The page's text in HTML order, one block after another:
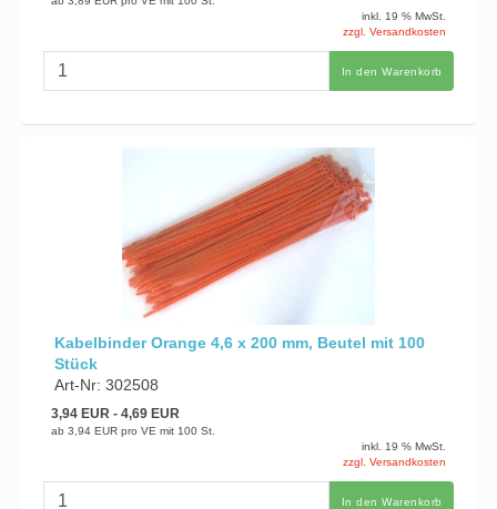
inkl. 19 % MwSt.
zzgl. Versandkosten
In den Warenkorb
Kabelbinder Orange 4,6 x 200 mm, Beutel mit 100
Stück
Art-Nr: 302508
3,94 EUR- 4,69 EUR
ab 3,94 EUR pro VE mit 100 St.
inkl. 19 % MwSt.
zzgl. Versandkosten
In den Warenkorb